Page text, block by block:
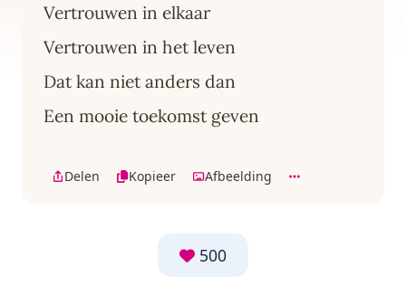
Vertrouwen in elkaar
Vertrouwen in het leven
Dat kan niet anders dan
Een mooie toekomst geven
Delen Kopieer Afbeelding
500